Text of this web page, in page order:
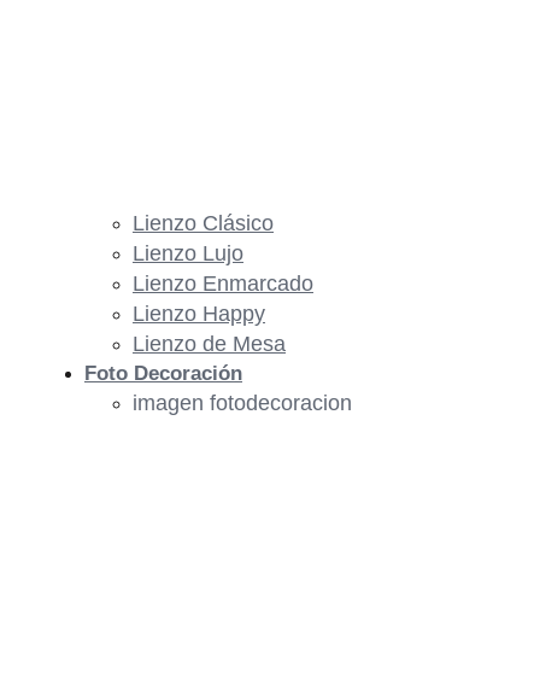
Lienzo Clásico
Lienzo Lujo
Lienzo Enmarcado
Lienzo Happy
Lienzo de Mesa
Foto Decoración
imagen fotodecoracion